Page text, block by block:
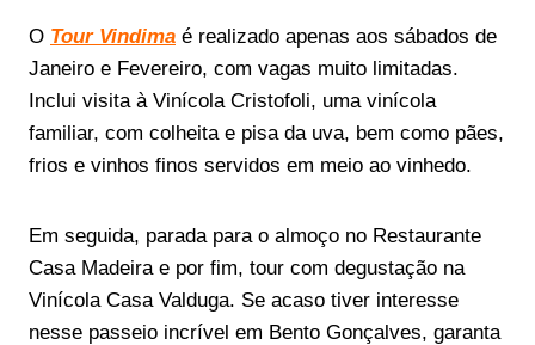
O Tour Vindima é realizado apenas aos sábados de
Janeiro e Fevereiro, com vagas muito limitadas.
Inclui visita à Vinícola Cristofoli, uma vinícola
familiar, com colheita e pisa da uva, bem como pães,
frios e vinhos finos servidos em meio ao vinhedo.
Em seguida, parada para o almoço no Restaurante
Casa Madeira e por fim, tour com degustação na
Vinícola Casa Valduga. Se acaso tiver interesse
nesse passeio incrível em Bento Gonçalves, garanta